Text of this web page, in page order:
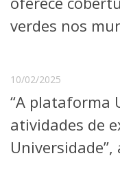
Artes, Cultura e
Segurança,
RH,
Assessorias e
verdes nos
10/02/2025
“A plataforma
atividades de